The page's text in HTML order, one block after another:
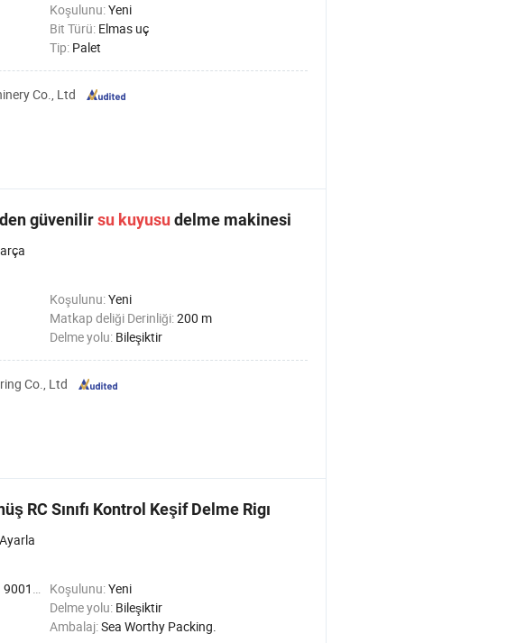
Koşulunu:Yeni
Bit Türü: Elmas uç
Tip: Palet
Co., Ltd
güvenilirsu kuyusudelme makinesi
Koşulunu:Yeni
Matkap deliği Derinliği:200 m
Delme yolu: Bileşiktir
Co., Ltd
RC Sınıfı Kontrol Keşif Delme Rigı
Koşulunu:Yeni
Delme yolu: Bileşiktir
Ambalaj:Sea Worthy Packing.